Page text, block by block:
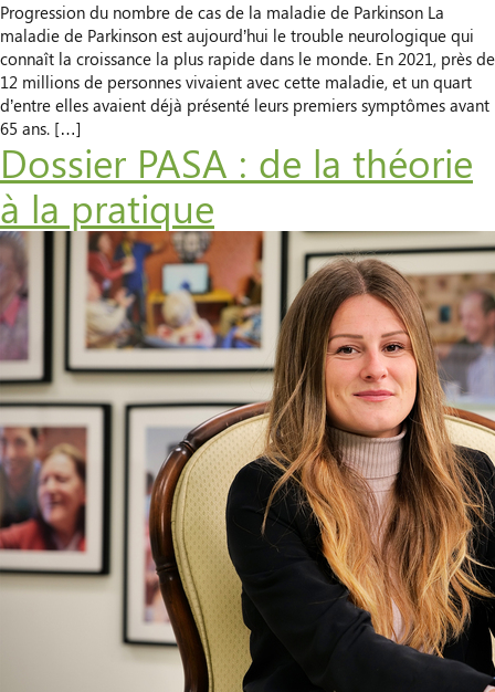
Progression du nombre de cas de la maladie de Parkinson La
maladie de Parkinson est aujourd’hui le trouble neurologique qui
connaît la croissance la plus rapide dans le monde. En 2021, près de
12 millions de personnes vivaient avec cette maladie, et un quart
d’entre elles avaient déjà présenté leurs premiers symptômes avant
65 ans. […]
Dossier PASA : de la théorie
à la pratique